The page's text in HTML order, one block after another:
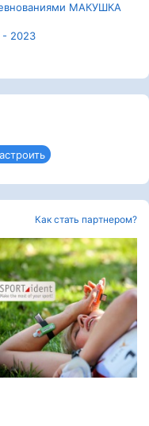
МАКУШКА
2023
Как стать партнером?